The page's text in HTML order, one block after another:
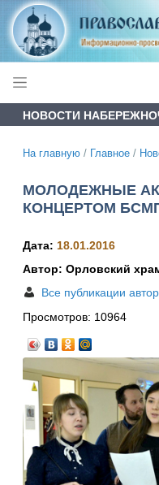
НОВОСТИ
На главную / Главное /
МОЛОДЕЖНЫЕ
КОНЦЕРТОМ
Дата: 18.01.2016
Автор: Орловский
Все публикации
Просмотров: 10964